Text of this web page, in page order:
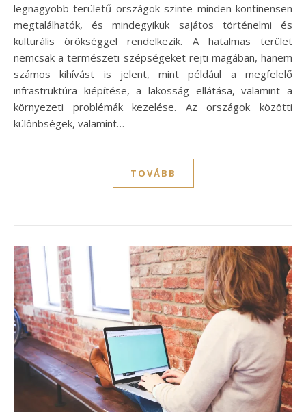
legnagyobb területű országok szinte minden kontinensen
megtalálhatók, és mindegyikük sajátos történelmi és
kulturális örökséggel rendelkezik. A hatalmas terület
nemcsak a természeti szépségeket rejti magában, hanem
számos kihívást is jelent, mint például a megfelelő
infrastruktúra kiépítése, a lakosság ellátása, valamint a
környezeti problémák kezelése. Az országok közötti
különbségek, valamint…
TOVÁBB